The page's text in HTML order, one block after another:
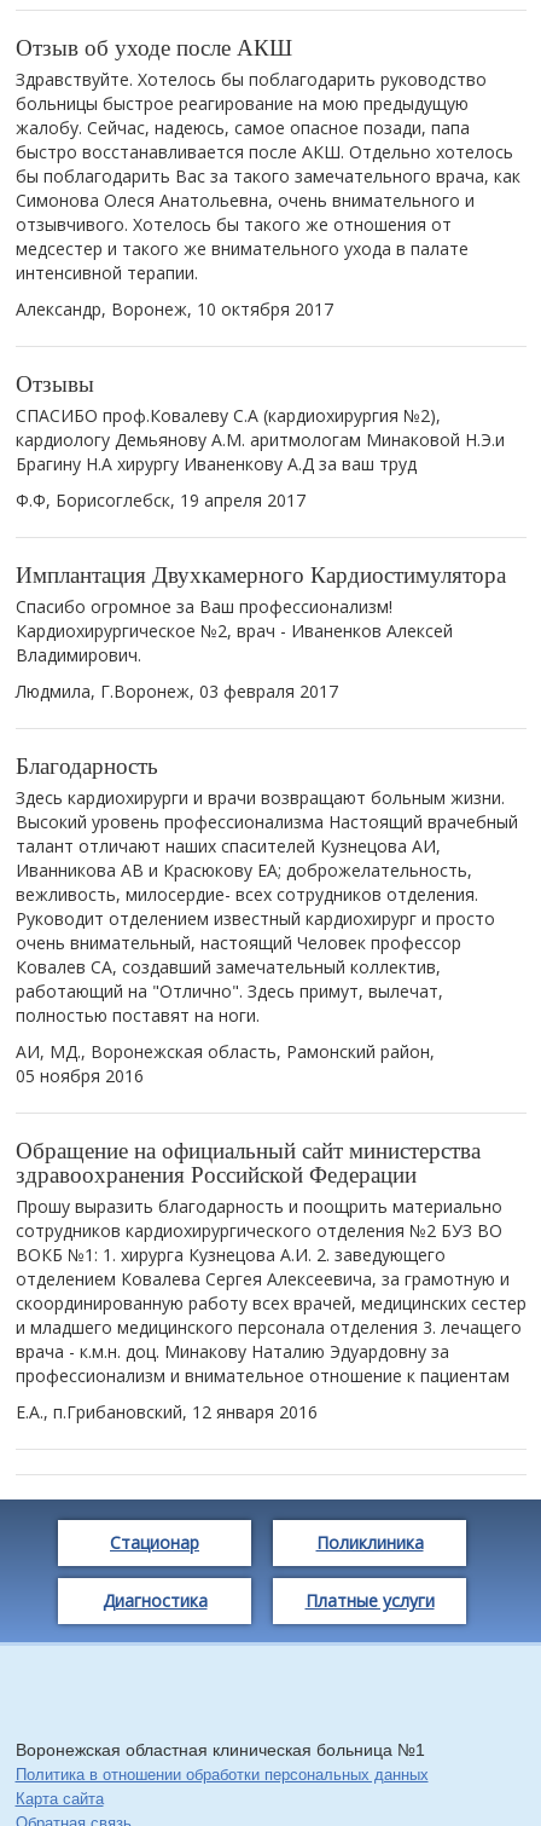
Отзыв об уходе после АКШ
Здравствуйте. Хотелось бы поблагодарить руководство
больницы быстрое реагирование на мою предыдущую
жалобу. Сейчас, надеюсь, самое опасное позади, папа
быстро восстанавливается после АКШ. Отдельно хотелось
бы поблагодарить Вас за такого замечательного врача, как
Симонова Олеся Анатольевна, очень внимательного и
отзывчивого. Хотелось бы такого же отношения от
медсестер и такого же внимательного ухода в палате
интенсивной терапии.
Александр, Воронеж, 10 октября 2017
Отзывы
СПАСИБО проф.Ковалеву С.А (кардиохирургия №2),
кардиологу Демьянову А.М. аритмологам Минаковой Н.Э.и
Брагину Н.А хирургу Иваненкову А.Д за ваш труд
Ф.Ф, Борисоглебск, 19 апреля 2017
Имплантация Двухкамерного Кардиостимулятора
Спасибо огромное за Ваш профессионализм!
Кардиохирургическое №2, врач - Иваненков Алексей
Владимирович.
Людмила, Г.Воронеж, 03 февраля 2017
Благодарность
Здесь кардиохирурги и врачи возвращают больным жизни.
Высокий уровень профессионализма Настоящий врачебный
талант отличают наших спасителей Кузнецова АИ,
Иванникова АВ и Красюкову ЕА; доброжелательность,
вежливость, милосердие- всех сотрудников отделения.
Руководит отделением известный кардиохирург и просто
очень внимательный, настоящий Человек профессор
Ковалев СА, создавший замечательный коллектив,
работающий на "Отлично". Здесь примут, вылечат,
полностью поставят на ноги.
АИ, МД., Воронежская область, Рамонский район,
05 ноября 2016
Обращение на официальный сайт министерства
здравоохранения Российской Федерации
Прошу выразить благодарность и поощрить материально
сотрудников кардиохирургического отделения №2 БУЗ ВО
ВОКБ №1: 1. хирурга Кузнецова А.И. 2. заведующего
отделением Ковалева Сергея Алексеевича, за грамотную и
скоординированную работу всех врачей, медицинских сестер
и младшего медицинского персонала отделения 3. лечащего
врача - к.м.н. доц. Минакову Наталию Эдуардовну за
профессионализм и внимательное отношение к пациентам
Е.А., п.Грибановский, 12 января 2016
Стационар Поликлиника
Диагностика Платные услуги
Воронежская областная клиническая больница №1
Политика в отношении обработки персональных данных
Карта сайта